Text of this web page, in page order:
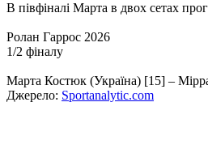
В півфіналі Марта в двох сетах
Ролан Гаррос 2026
1/2 фіналу
Марта Костюк (Україна) [15] –
Джерело: Sportanalytic.com